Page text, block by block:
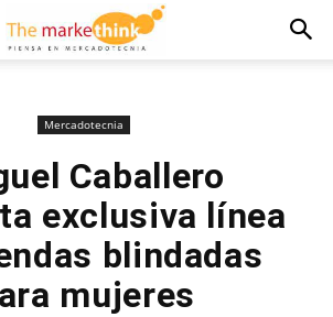
Mercadotecnia
Caballero
exclusiva línea
blindadas
mujeres